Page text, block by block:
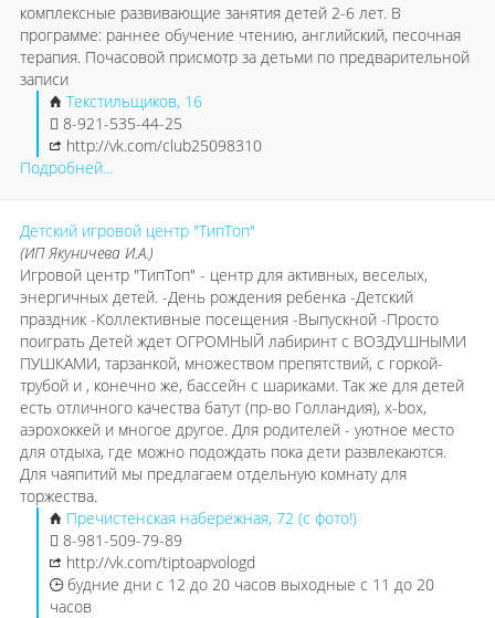
комплексные развивающие занятия детей 2-6 лет. В
программе: раннее обучение чтению, английский, песочная
терапия. Почасовой присмотр за детьми по предварительной
записи
Текстильщиков, 16
8-921-535-44-25
http://vk.com/club25098310
Подробней...
Детский игровой центр "ТипТоп"
(ИП Якуничева И.А.)
Игровой центр "ТипТоп" - центр для активных, веселых,
энергичных детей. -День рождения ребенка -Детский
праздник -Коллективные посещения -Выпускной -Просто
поиграть Детей ждет ОГРОМНЫЙ лабиринт с ВОЗДУШНЫМИ
ПУШКАМИ, тарзанкой, множеством препятствий, с горкой-
трубой и , конечно же, бассейн с шариками. Так же для детей
есть отличного качества батут (пр-во Голландия), x-box,
аэрохоккей и многое другое. Для родителей - уютное место
для отдыха, где можно подождать пока дети развлекаются.
Для чаяпитий мы предлагаем отдельную комнату для
торжества.
Пречистенская набережная, 72 (с фото!)
8-981-509-79-89
http://vk.com/tiptoapvologd
будние дни с 12 до 20 часов выходные с 11 до 20
часов